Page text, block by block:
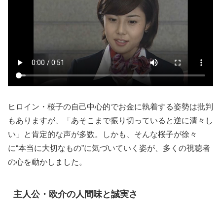
ヒロイン・桜子の自己中心的でお金に執着する姿勢は批判
もありますが、「あそこまで振り切っていると逆に清々し
い」と肯定的な声が多数。しかも、そんな桜子が徐々
に“本当に大切なもの”に気づいていく姿が、多くの視聴者
の心を動かしました。
主人公・欧介の人間味と誠実さ